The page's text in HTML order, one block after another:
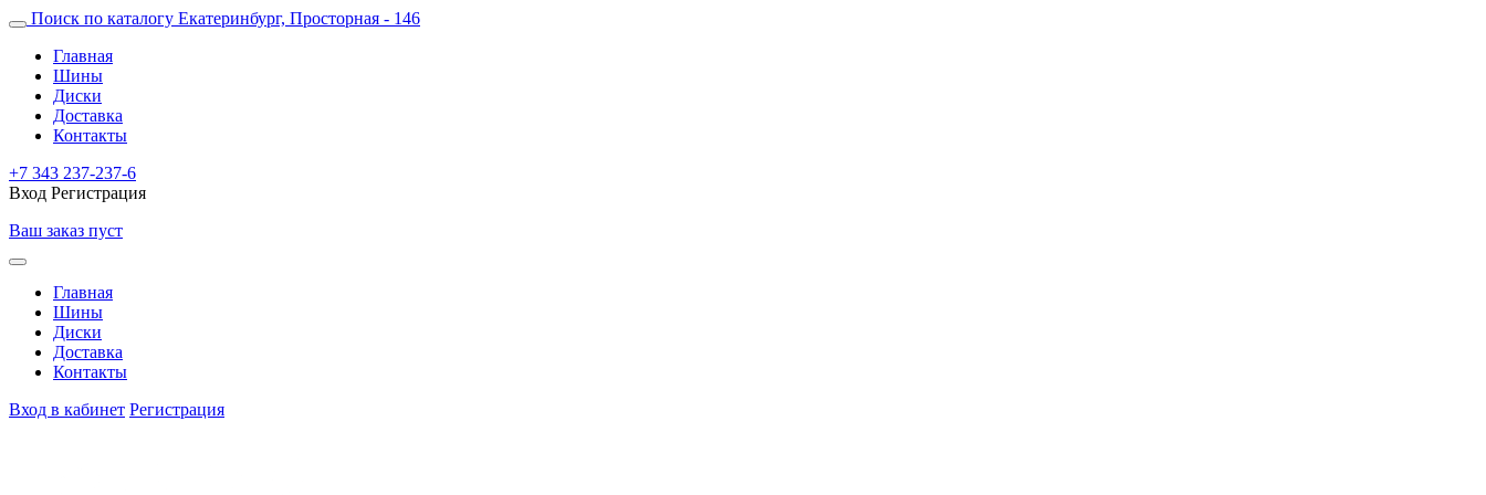
Поиск по каталогу Екатеринбург, Просторная - 146
Главная
Шины
Диски
Доставка
Контакты
+7 343 237-237-6
Вход Регистрация
Ваш заказ пуст
Главная
Шины
Диски
Доставка
Контакты
Вход в кабинет Регистрация